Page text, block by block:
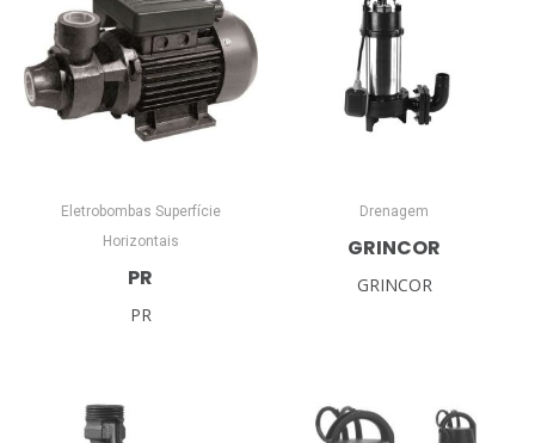
Eletrobombas Superfície
Horizontais
PR
PR
Drenagem
GRINCOR
GRINCOR